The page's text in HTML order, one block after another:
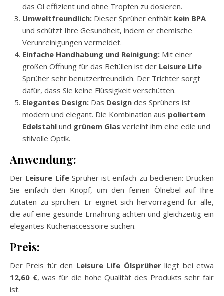
das Öl effizient und ohne Tropfen zu dosieren.
Umweltfreundlich: Dieser Sprüher enthält kein BPA
und schützt Ihre Gesundheit, indem er chemische
Verunreinigungen vermeidet.
Einfache Handhabung und Reinigung: Mit einer
großen Öffnung für das Befüllen ist der Leisure Life
Sprüher sehr benutzerfreundlich. Der Trichter sorgt
dafür, dass Sie keine Flüssigkeit verschütten.
Elegantes Design: Das Design des Sprühers ist
modern und elegant. Die Kombination aus poliertem
Edelstahl und grünem Glas verleiht ihm eine edle und
stilvolle Optik.
Anwendung:
Der Leisure LifeSprüher ist einfach zu bedienen: Drücken
Sie einfach den Knopf, um den feinen Ölnebel auf Ihre
Zutaten zu sprühen. Er eignet sich hervorragend für alle,
die auf eine gesunde Ernährung achten und gleichzeitig ein
elegantes Küchenaccessoire suchen.
Preis:
Der Preis für den Leisure Life Ölsprüherliegt bei etwa
12,60 €, was für die hohe Qualität des Produkts sehr fair
ist.